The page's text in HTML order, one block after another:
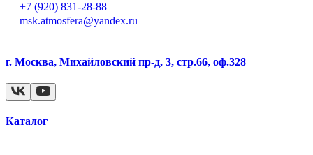
+7 (920) 831-28-88
msk.atmosfera@yandex.ru
г. Москва, Михайловский пр-д, 3, стр.66, оф.328
Каталог